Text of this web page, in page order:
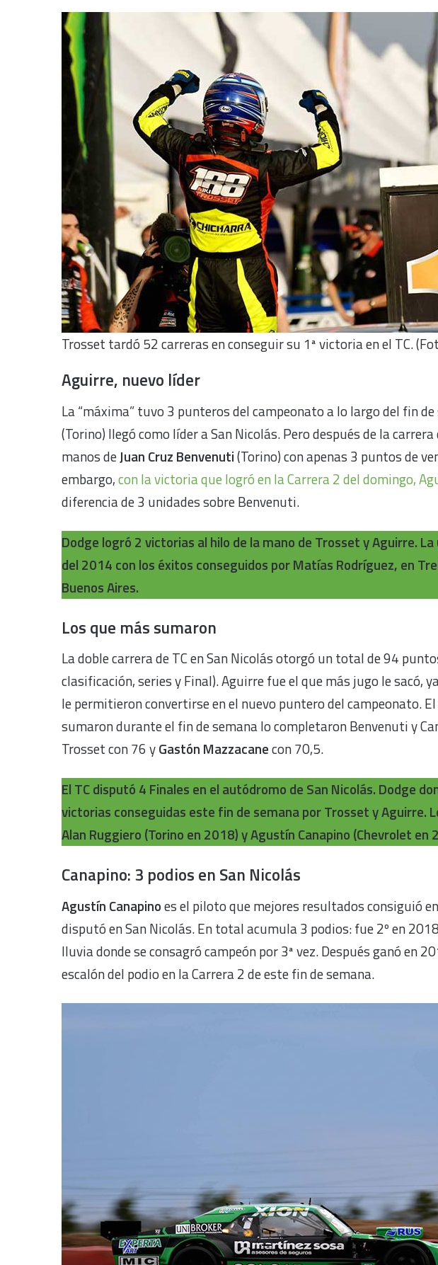
Trosset tardó 52 carreras en conseguir su 1ª victoria en el TC.
Aguirre, nuevo líder
La “máxima” tuvo 3 punteros del campeonato a lo largo del fin
(Torino) llegó como líder a San Nicolás. Pero después de la
manos deJuan Cruz Benvenuti(Torino) con apenas 3 puntos de
embargo,con la victoria que logró en la Carrera 2 del domingo,
diferencia de 3 unidades sobre Benvenuti.
Dodge logró 2 victorias al hilo de la mano de Trosset y Aguirre.
del 2014 con los éxitos conseguidos por Matías Rodríguez, en
Buenos Aires.
Los que más sumaron
La doble carrera de TC en San Nicolás otorgó un total de 94
clasificación, series y Final). Aguirre fue el que más jugo le sacó,
le permitieron convertirse en el nuevo puntero del campeonato. El
sumaron durante el fin de semana lo completaron Benvenuti y
Trosset con 76 yGastón Mazzacanecon 70,5.
El TC disputó 4 Finales en el autódromo de San Nicolás. Dodge
victorias conseguidas este fin de semana por Trosset y Aguirre.
Alan Ruggiero (Torino en 2018) y Agustín Canapino (Chevrolet en
Canapino: 3 podios en San Nicolás
Agustín Canapinoes el piloto que mejores resultados consiguió
disputó en San Nicolás. En total acumula 3 podios: fue 2º en
lluvia donde se consagró campeón por 3ª vez. Después ganó en
escalón del podio en la Carrera 2 de este fin de semana.